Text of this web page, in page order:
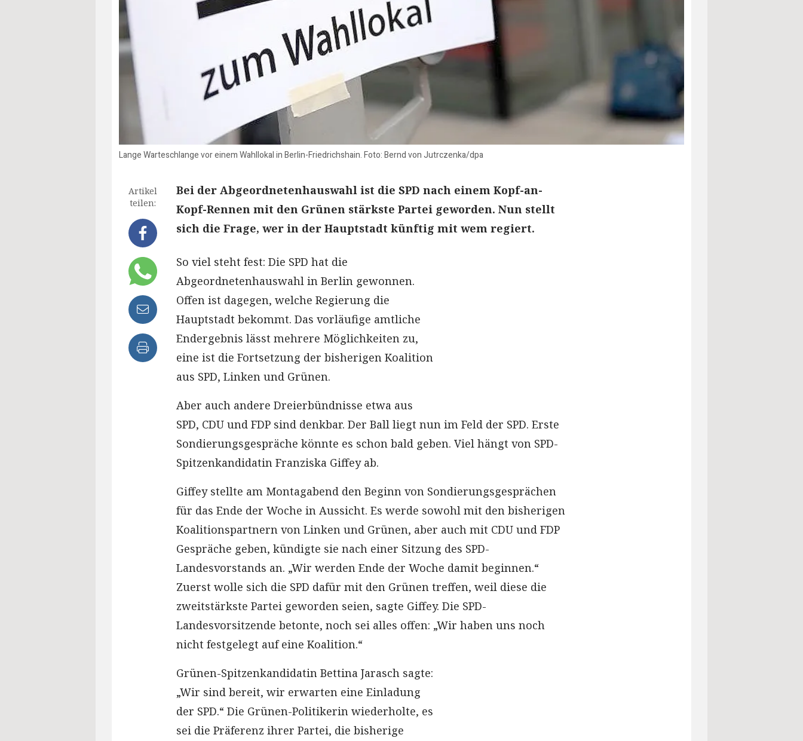
Lange Warteschlange vor einem Wahllokal in Berlin-Friedrichshain. Foto: Bernd von Jutrczenka/dpa
Artikel
teilen:
Bei der Abgeordnetenhauswahl ist die SPD nach einem Kopf-an-
Kopf-Rennen mit den Grünen stärkste Partei geworden. Nun stellt
sich die Frage, wer in der Hauptstadt künftig mit wem regiert.
So viel steht fest: Die SPD hat die
Abgeordnetenhauswahl in Berlin gewonnen.
Offen ist dagegen, welche Regierung die
Hauptstadt bekommt. Das vorläufige amtliche
Endergebnis lässt mehrere Möglichkeiten zu,
eine ist die Fortsetzung der bisherigen Koalition
aus SPD, Linken und Grünen.
Aber auch andere Dreierbündnisse etwa aus
SPD, CDU und FDP sind denkbar. Der Ball liegt nun im Feld der SPD. Erste
Sondierungsgespräche könnte es schon bald geben. Viel hängt von SPD-
Spitzenkandidatin Franziska Giffey ab.
Giffey stellte am Montagabend den Beginn von Sondierungsgesprächen
für das Ende der Woche in Aussicht. Es werde sowohl mit den bisherigen
Koalitionspartnern von Linken und Grünen, aber auch mit CDU und FDP
Gespräche geben, kündigte sie nach einer Sitzung des SPD-
Landesvorstands an. „Wir werden Ende der Woche damit beginnen.“
Zuerst wolle sich die SPD dafür mit den Grünen treffen, weil diese die
zweitstärkste Partei geworden seien, sagte Giffey. Die SPD-
Landesvorsitzende betonte, noch sei alles offen: „Wir haben uns noch
nicht festgelegt auf eine Koalition.“
Grünen-Spitzenkandidatin Bettina Jarasch sagte:
„Wir sind bereit, wir erwarten eine Einladung
der SPD.“ Die Grünen-Politikerin wiederholte, es
sei die Präferenz ihrer Partei, die bisherige